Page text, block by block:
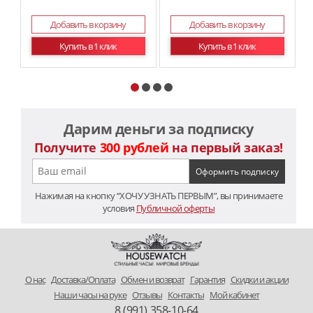
Добавить в корзину
Купить в 1 клик
Добавить в корзину
Купить в 1 клик
Дарим деньги за подписку
Получите 300 рублей на первый заказ!
Нажимая на кнопку “ХОЧУ УЗНАТЬ ПЕРВЫМ”, вы принимаете
условия Публичной оферты
O нас Доставка/Оплата Обмен и возврат Гарантия Скидки и акции
Наши часы на руке Отзывы Контакты Мой кабинет
8 (991) 358-10-64